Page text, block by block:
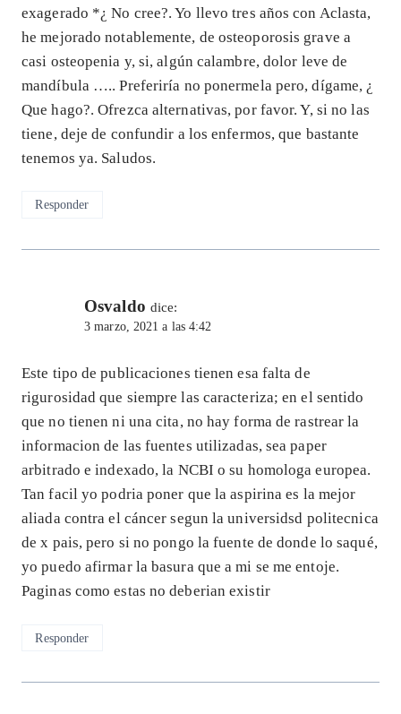
exagerado *¿ No cree?. Yo llevo tres años con Aclasta,
he mejorado notablemente, de osteoporosis grave a
casi osteopenia y, si, algún calambre, dolor leve de
mandíbula ….. Preferiría no ponermela pero, dígame, ¿
Que hago?. Ofrezca alternativas, por favor. Y, si no las
tiene, deje de confundir a los enfermos, que bastante
tenemos ya. Saludos.
Responder
Osvaldo dice:
3 marzo, 2021 a las 4:42
Este tipo de publicaciones tienen esa falta de
rigurosidad que siempre las caracteriza; en el sentido
que no tienen ni una cita, no hay forma de rastrear la
informacion de las fuentes utilizadas, sea paper
arbitrado e indexado, la NCBI o su homologa europea.
Tan facil yo podria poner que la aspirina es la mejor
aliada contra el cáncer segun la universidsd politecnica
de x pais, pero si no pongo la fuente de donde lo saqué,
yo puedo afirmar la basura que a mi se me entoje.
Paginas como estas no deberian existir
Responder